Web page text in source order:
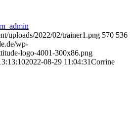
uploads/2022/02/trainer1.png 570 536
wp-
logo-4001-300x86.png
2022-08-29 11:04:31Corrine